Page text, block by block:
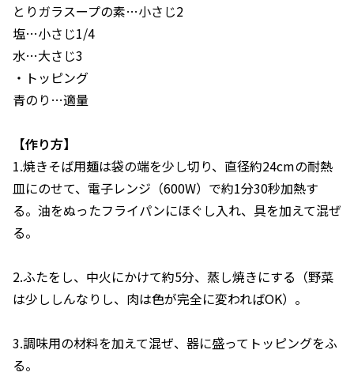
とりガラスープの素…小さじ2
塩…小さじ1/4
水…大さじ3
・トッピング
青のり…適量
【作り方】
1.焼きそば用麺は袋の端を少し切り、直径約24cmの耐熱
皿にのせて、電子レンジ（600W）で約1分30秒加熱す
る。油をぬったフライパンにほぐし入れ、具を加えて混ぜ
る。
2.ふたをし、中火にかけて約5分、蒸し焼きにする（野菜
は少ししんなりし、肉は色が完全に変わればOK）。
3.調味用の材料を加えて混ぜ、器に盛ってトッピングをふ
る。